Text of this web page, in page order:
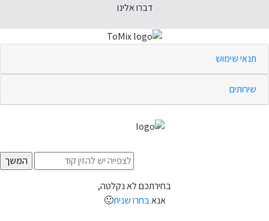
דברו אלינו
תנאי שימוש
שירותים
בחירתכם לא נקלטה,
אנאבחרו שנית🙂